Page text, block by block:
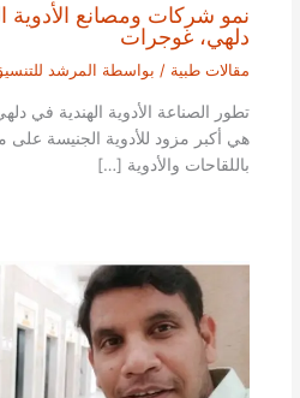
نمو شركات ومصانع الأدوية
دلهي، غوجرات
مقالات طبية / بواسطة المرشد
تطور الصناعة الأدوية الهندية في
هي أكبر مزود للأدوية الجنيسة على
باللقاحات والأدوية […]